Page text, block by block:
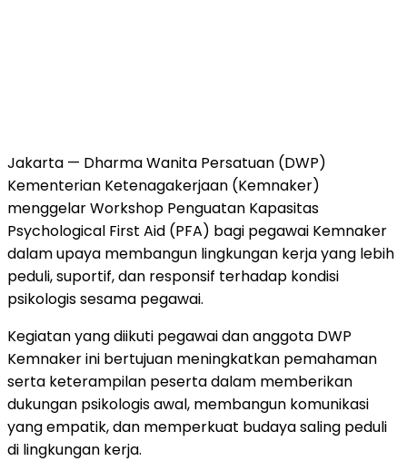
Jakarta — Dharma Wanita Persatuan (DWP)
Kementerian Ketenagakerjaan (Kemnaker)
menggelar Workshop Penguatan Kapasitas
Psychological First Aid (PFA) bagi pegawai Kemnaker
dalam upaya membangun lingkungan kerja yang lebih
peduli, suportif, dan responsif terhadap kondisi
psikologis sesama pegawai.
Kegiatan yang diikuti pegawai dan anggota DWP
Kemnaker ini bertujuan meningkatkan pemahaman
serta keterampilan peserta dalam memberikan
dukungan psikologis awal, membangun komunikasi
yang empatik, dan memperkuat budaya saling peduli
di lingkungan kerja.